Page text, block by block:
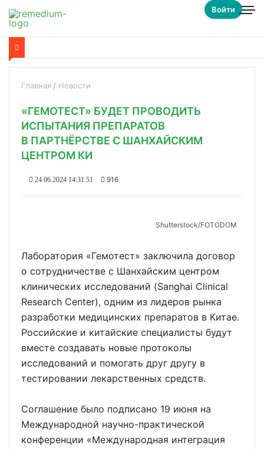
Войти
Главная Новости
«ГЕМОТЕСТ» БУДЕТ ПРОВОДИТЬ
ИСПЫТАНИЯ ПРЕПАРАТОВ
В ПАРТНЁРСТВЕ С ШАНХАЙСКИМ
ЦЕНТРОМ КИ
24.06.2024 14:31:51 916
Shutterstoсk/FOTODOM
Лаборатория «Гемотест» заключила договор
о сотрудничестве с Шанхайским центром
клинических исследований (Sanghai Clinical
Research Center), одним из лидеров рынка
разработки медицинских препаратов в Китае.
Российские и китайские специалисты будут
вместе создавать новые протоколы
исследований и помогать друг другу в
тестировании лекарственных средств.
Соглашение было подписано 19 июня на
Международной научно-практической
конференции «Международная интеграция